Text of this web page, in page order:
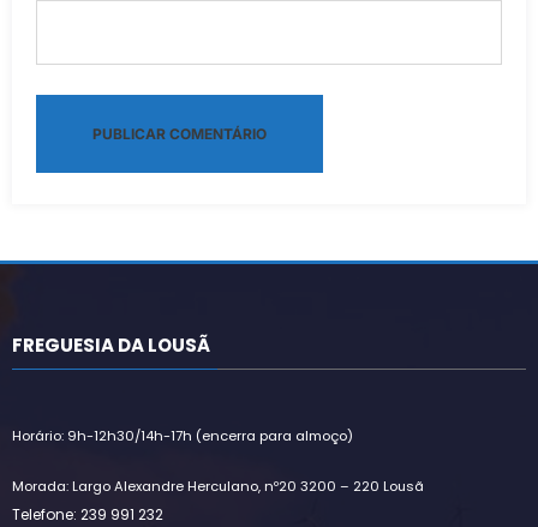
FREGUESIA DA LOUSÃ
Horário: 9h-12h30/14h-17h (encerra para almoço)
Morada: Largo Alexandre Herculano, nº20 3200 – 220 Lousã
Telefone: 239 991 232